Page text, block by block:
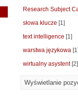
Research Subject
słowa klucze [1]
text intelligence [1]
warstwa językowa [1]
wirtualny asystent[2]
Wyświetlanie